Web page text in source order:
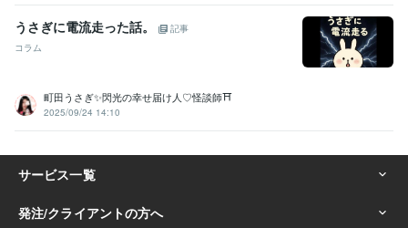
うさぎに電流走った話。
記事
コラム
町田うさぎ✨閃光の幸せ届け人♡怪談師⛩️
2025/09/24 14:10